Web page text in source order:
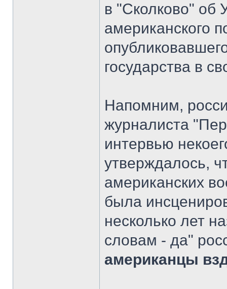
в "Сколково" об
американского
государства в
Напомним,
журналиста
интервью
утверждалось,
американских
была
несколько лет
словам - да"
американцы